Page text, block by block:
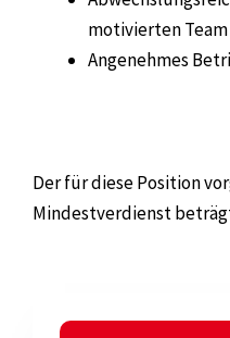
motivierten Team
Angenehmes
Der für diese Position
Mindestverdienst